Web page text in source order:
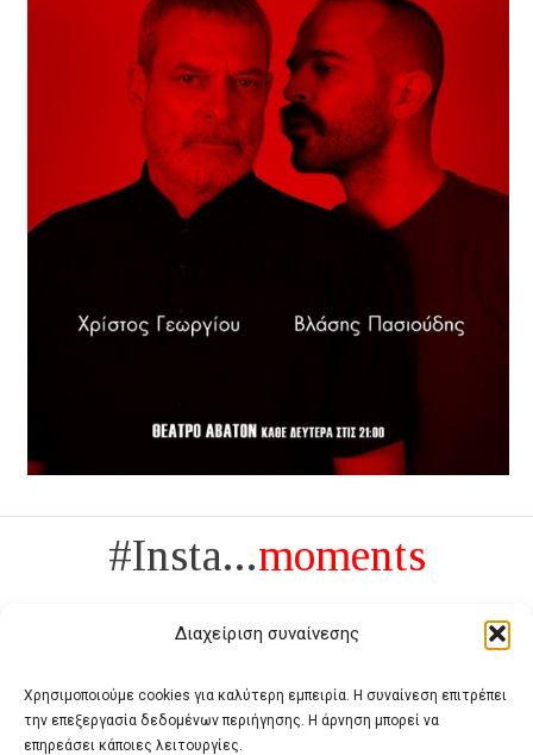
Διαχείριση συναίνεσης
Χρησιμοποιούμε cookies για καλύτερη εμπειρία. Η συναίνεση επιτρέπει
την επεξεργασία δεδομένων περιήγησης. Η άρνηση μπορεί να
επηρεάσει κάποιες λειτουργίες.
#Insta...moments
Πολυτέλεια δεν είναι το αντίθετο της ανέχειας, είναι το αντίθετο της